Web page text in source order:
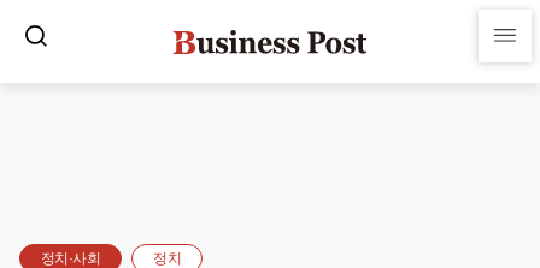
정치·사회 정치